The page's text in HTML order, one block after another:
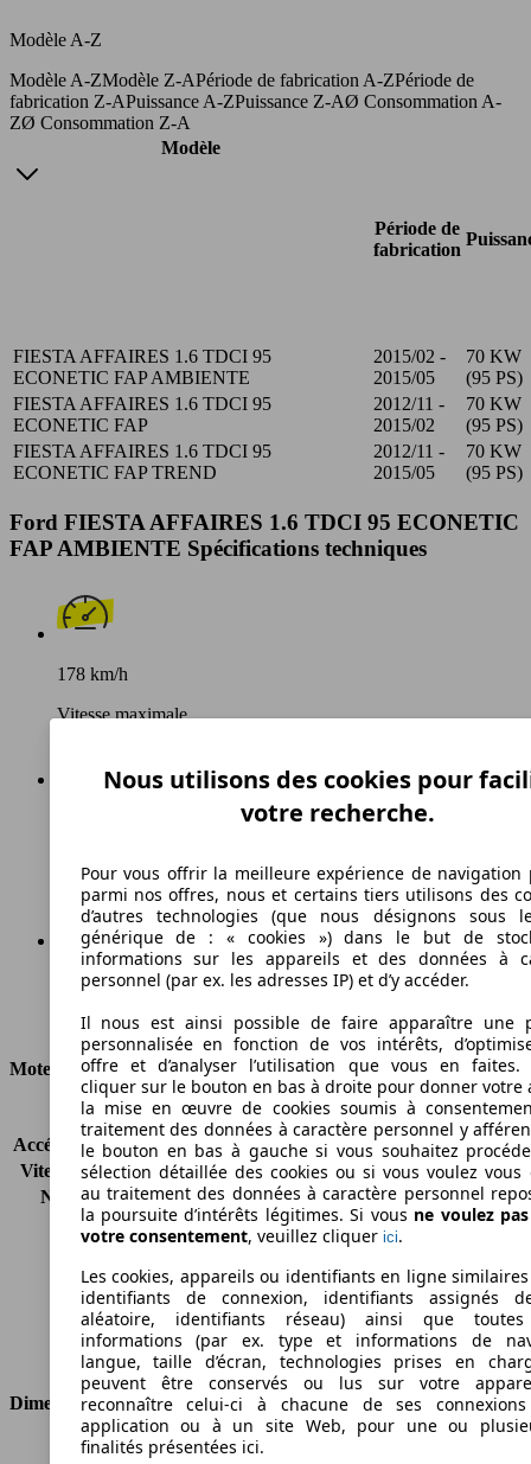
Modèle A-Z
Modèle A-ZModèle Z-APériode de fabrication A-ZPériode de
fabrication Z-APuissance A-ZPuissance Z-AØ Consommation A-
ZØ Consommation Z-A
Modèle
Période de
fabrication
FIESTA AFFAIRES 1.6 TDCI 95
ECONETIC FAP AMBIENTE
2015/02 -
2015/05
70 KW
(95 PS)
FIESTA AFFAIRES 1.6 TDCI 95
ECONETIC FAP
2012/11 -
2015/02
70 KW
(95 PS)
FIESTA AFFAIRES 1.6 TDCI 95
ECONETIC FAP TREND
2012/11 -
2015/05
70 KW
(95 PS)
Ford FIESTA AFFAIRES 1.6 TDCI 95 ECONETIC
FAP AMBIENTE Spécifications techniques
178 km/h
Vitesse maximale
95 g/km
Émissions de CO2 (combinées)*
Moteur et Puissance
KW (CH)
70 kW (95 PS)
Accélération (0-100 km/h) 12.9s
Vitesse maximale (km/h) 178 km/h
Nombre de vitesses
5
Couple
212 nm
Cylindrée
1560 ccm
Carburant
Diesel
Cylindres
4
Transmission
Boîte manuelle
Type de traction
Traction avant
Dimensions
Longueur
Nous utilisons des cookies pour
votre recherche.
Pour vous offrir la meilleure expérience de navigation
parmi nos offres, nous et certains tiers utilisons des
d’autres technologies (que nous désignons sous
générique de : « cookies ») dans le but de
informations sur les appareils et des données à
personnel (par ex. les adresses IP) et d’y accéder.
Il nous est ainsi possible de faire apparaître une
personnalisée en fonction de vos intérêts,
offre et d’analyser l’utilisation que vous en faites.
cliquer sur le bouton en bas à droite pour donner votre
la mise en œuvre de cookies soumis à
traitement des données à caractère personnel y
le bouton en bas à gauche si vous souhaitez
sélection détaillée des cookies ou si vous voulez vous
au traitement des données à caractère personnel
la poursuite d’intérêts légitimes. Si vous ne voulez
votre consentement, veuillez cliquer ici.
Les cookies, appareils ou identifiants en ligne
identifiants de connexion, identifiants assignés
aléatoire, identifiants réseau) ainsi que
informations (par ex. type et informations de
langue, taille d’écran, technologies prises en
peuvent être conservés ou lus sur votre
reconnaître celui-ci à chacune de ses
application ou à un site Web, pour une ou
finalités présentées ici.